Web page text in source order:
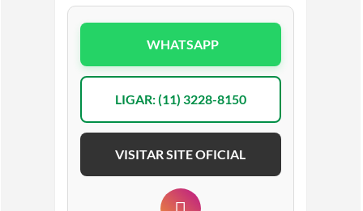
WHATSAPP
LIGAR: (11) 3228-8150
VISITAR SITE OFICIAL